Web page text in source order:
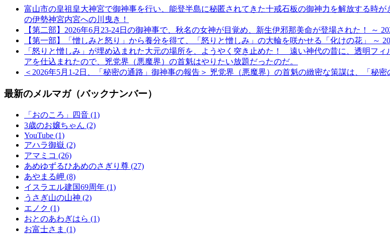
富山市の皇祖皇大神宮で御神事を行い、能登半島に秘匿されてきた十戒石板の御神力を解放する時
の伊勢神宮内宮への川曳き！
【第二部】2026年6月23-24日の御神事で、秋名の女神が目覚め、新生伊邪那美命が登場された！ ～
【第一部】「憎しみと怒り」から養分を得て、「怒りと憎しみ」の大輪を咲かせる「化けの花」 ～
「怒りと憎しみ」が埋め込まれた大元の場所を、ようやく突き止めた！ 遠い神代の昔に、透明フ
アを仕込まれたので、兇党界（悪魔界）の首魁はやりたい放題だったのだ。
＜2026年5月1-2日、「秘密の通路」御神事の報告＞ 兇党界（悪魔界）の首魁の緻密な策謀は、「秘
最新のメルマガ（バックナンバー）
「おのころ」四音 (1)
3歳のお嬢ちゃん (2)
YouTube (1)
アハラ御嶽 (2)
アマミコ (26)
あめゆずるひあめのさぎり尊 (27)
あやまる岬 (8)
イスラエル建国69周年 (1)
うさぎ山の山神 (2)
エノク (1)
おとのあわぎはら (1)
お富士さま (1)